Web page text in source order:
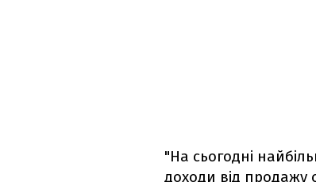
"На сьогодні
доходи від продажу